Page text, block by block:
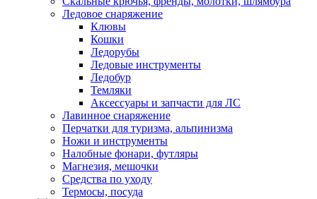
Ледовое снаряжение
Клювы
Кошки
Ледорубы
Ледовые инструменты
Ледобур
Темляки
Аксессуары и запчасти для ЛС
Лавинное снаряжение
Перчатки для туризма, альпинизма
Ножи и инструменты
Налобные фонари, футляры
Магнезия, мешочки
Средства по уходу
Термосы, посуда